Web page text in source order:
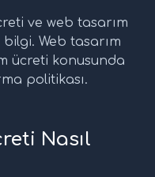
ve web tasarım
Web tasarım
ücreti konusunda
politikası.
Nasıl